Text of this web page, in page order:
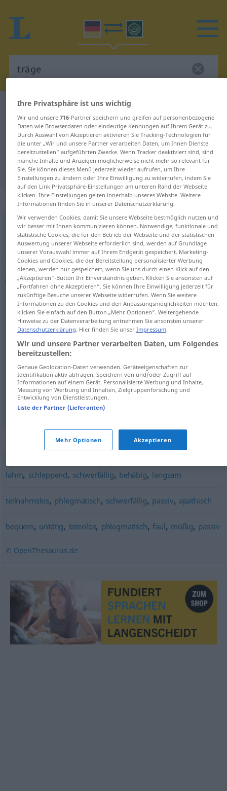
Deutsch-Arabisch Wörterbuch
Deutsch-Arabisch Übersetzung für
"träge"
"träge" Arabisch Übersetzung
„träge“: Adjektiv
träge adj
Übersicht aller Übersetzungen
(Für mehr Details die Übersetzung anklicken/antippen)
خامل, بطيء, كسول, كسلان
خامل [xaːmil] träge
كسول [kaˈsuːl] träge
Synonyme für "träge"
lahm, schleppend, schwerfällig, behäbig, langsam
teilnahmslos, phlegmatisch, schwerfällig, passiv, apathisch
bequem, untätig, tatenlos, phlegmatisch,faul, müßig, passiv
© OpenThesaurus.de
Ihre Privatsphäre ist uns wichtig
Wir und unsere 716-Partner speichern und greifen auf personenbezogene
Daten wie Browserdaten oder eindeutige Kennungen auf Ihrem Gerät zu.
Durch Auswahl von Akzeptieren aktivieren Sie Tracking-Technologien für
die unter „Wir und unsere Partner verarbeiten Daten, um Ihnen Dienste
bereitzustellen“ aufgeführten Zwecke. Wenn Tracker deaktiviert sind, sind
manche Inhalte und Anzeigen möglicherweise nicht mehr so relevant für
Sie. Sie können dieses Menü jederzeit wieder aufrufen, um Ihre
Einstellungen zu ändern oder Ihre Einwilligung zu widerrufen, indem Sie
auf den Link Privatsphäre-Einstellungen am unteren Rand der Webseite
klicken. Ihre Einstellungen gelten innerhalb unseres Website. Weitere
Informationen finden Sie in unserer Datenschutzerklärung.
Wir verwenden Cookies, damit Sie unsere Webseite bestmöglich nutzen und
wir besser mit Ihnen kommunizieren können. Notwendige, funktionale und
statistische Cookies, die für den Betrieb der Webseite und der statistischen
Auswertung unserer Webseite erforderlich sind, werden auf Grundlage
unserer Vorauswahl immer auf Ihrem Endgerät gespeichert. Marketing-
Cookies und Cookies, die der Bereitstellung personalisierter Werbung
dienen, werden nur gespeichert, wenn Sie uns durch einen Klick auf den
„Akzeptieren“-Button Ihr Einverständnis geben. Klicken Sie ansonsten auf
„Fortfahren ohne Akzeptieren“. Sie können Ihre Einwilligung jederzeit für
zukünftige Besuche unserer Webseite widerrufen. Wenn Sie weitere
Informationen zu den Cookies und den Anpassungsmöglichkeiten möchten,
klicken Sie einfach auf den Button „Mehr Optionen“. Weitergehende
Hinweise zu der Datenverarbeitung entnehmen Sie ansonsten unserer
Datenschutzerklärung. Hier finden Sie unser Impressum.
Wir und unsere Partner verarbeiten Daten, um Folgendes
bereitzustellen:
Genaue Geolocation-Daten verwenden. Geräteeigenschaften zur
Identifikation aktiv abfragen. Speichern von und/oder Zugriff auf
Informationen auf einem Gerät. Personalisierte Werbung und Inhalte,
Messung von Werbung und Inhalten, Zielgruppenforschung und
Entwicklung von Dienstleistungen.
Liste der Partner (Lieferanten)
Mehr Optionen Akzeptieren